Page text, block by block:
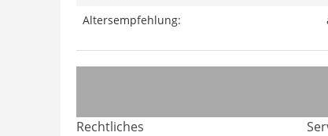
Altersempfehlung:
Rechtliches